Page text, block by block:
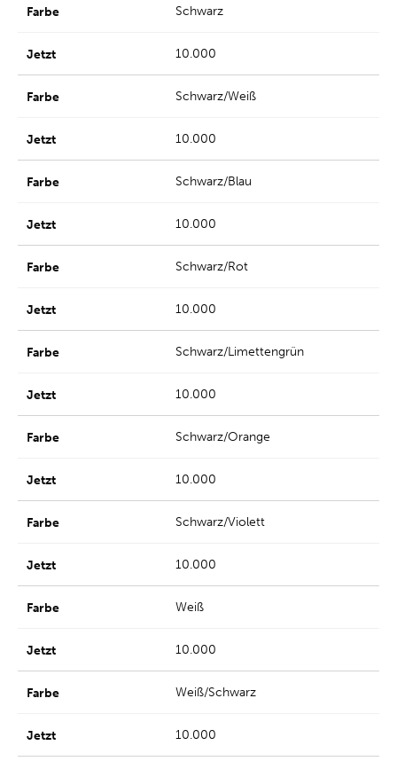
Schwarz
10.000
Schwarz/Weiß
10.000
Schwarz/Blau
10.000
Schwarz/Rot
10.000
Schwarz/Limettengrün
10.000
Schwarz/Orange
10.000
Schwarz/Violett
10.000
Weiß
10.000
Weiß/Schwarz
10.000